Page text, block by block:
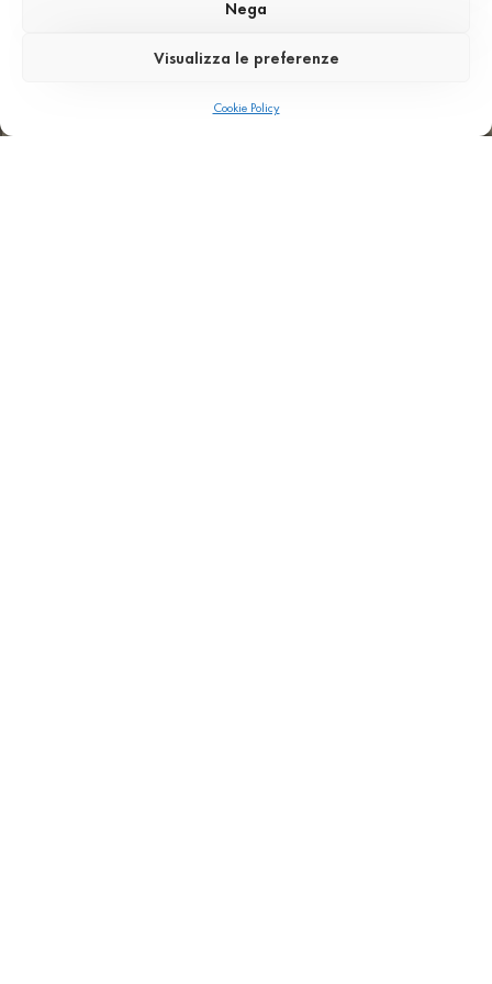
Nega
Visualizza le preferenze
Cookie Policy